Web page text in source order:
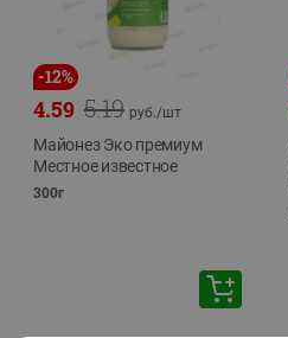
-12%
5.19
4.59 руб./шт
Майонез Эко премиум
Местное известное
300г